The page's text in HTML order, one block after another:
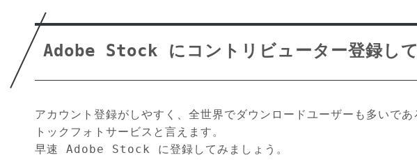
Adobe Stock にコントリビューター登録して
アカウント登録がしやすく、全世界でダウンロードユーザーも多い
トックフォトサービスと言えます。
早速 Adobe Stock に登録してみましょう。